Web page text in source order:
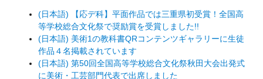
(日本語) 【応デ科】平面作品では三重県初受賞！全国高
等学校総合文化祭で奨励賞を受賞しました!!
(日本語) 美術1の教科書QRコンテンツギャラリーに生徒
作品４名掲載されています
(日本語) 第50回全国高等学校総合文化祭秋田大会出発式
に美術・工芸部門代表で出席しました